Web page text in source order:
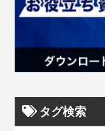
タグ検索